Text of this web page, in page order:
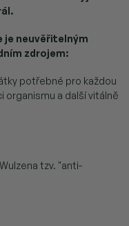
je neuvěřitelným
zdrojem:
potřebné pro každou
organismu a další vitálně
tzv. "anti-